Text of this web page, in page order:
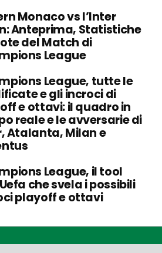
Monaco vs l’Inter
Anteprima, Statistiche
del Match di
League
League, tutte le
e gli incroci di
e ottavi: il quadro in
reale e le avversarie di
Atalanta, Milan e
League, il tool
che svela i possibili
playoff e ottavi